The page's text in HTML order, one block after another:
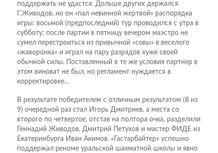
поддержать не удастся. Дольше других держался
Г.Живодов, но он «пал невинной жертвой» распорядка
игры: восьмой (предпоследний) тур проводился с утра в
субботу; после партии в пятницу вечером маэстро не
сумел перестроиться из привычной «совы» в веселого
«жаворонка» и играл на пару разрядов хуже своей
обычной силы. Поставленный в те же условия партнер в
этом виноват не был, но регламент нуждается в
корректировке...
В результате победителем с отличным результатом (8 из
9) очередной раз стал Игорь Дмитриев, а места со
второго по четвертое, отстав на полтора очка, разделили
Геннадий Живодов, Дмитрий Петухов и мастер ФИДЕ из
Екатеринбурга Иван Акимов. «Гастарбайтер» успешно
поддержал реноме уральской шахматной школы и явно